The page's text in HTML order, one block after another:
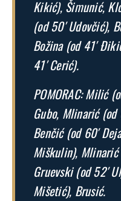
Kikić), Šimunić,
(od 50′ Udovčić),
Božina (od 41′
41′ Cerić).
POMORAC: Milić
Gubo, Mlinarić
Benčić (od 60′
Miškulin), Mlinarić
Gruevski (od 52′
Mišetić), Brusić.